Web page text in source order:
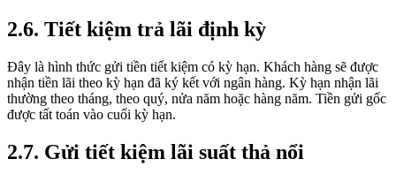
2.6. Tiết kiệm trả lãi định kỳ
Đây là hình thức gửi tiền tiết kiệm có kỳ hạn. Khách hàng sẽ được
nhận tiền lãi theo kỳ hạn đã ký kết với ngân hàng. Kỳ hạn nhận lãi
thường theo tháng, theo quý, nửa năm hoặc hàng năm. Tiền gửi gốc
được tất toán vào cuối kỳ hạn.
2.7. Gửi tiết kiệm lãi suất thả nổi